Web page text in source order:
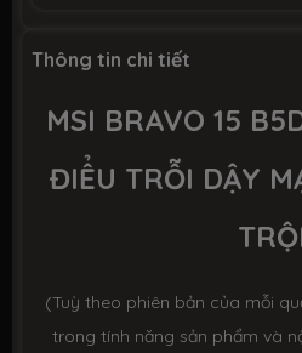
Ổ CỨNG LƯU TRỮ (SSD)
Dung lượng SSD 512GB M.2
Số slot 1 slot M.2
Thông tin chi tiết
MSI BRAVO 15
ĐIỂU TRỖI DẬY
(Tuỳ theo phiên bản của mỗi
trong tính năng sản phẩm và